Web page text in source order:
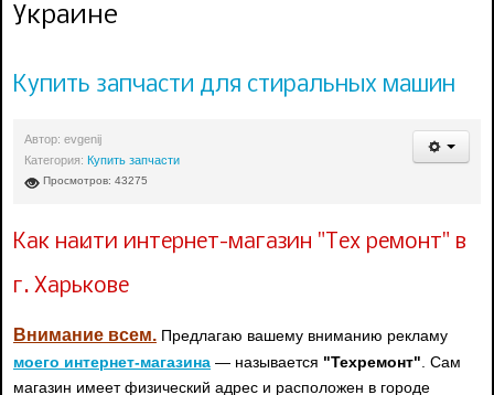
Украине
Купить запчасти для стиральных машин
Автор: evgenij
Категория: Купить запчасти
Просмотров: 43275
Как найти интернет-магазин "Тех ремонт" в
г. Харькове
Внимание всем. Предлагаю вашему вниманию рекламу
моего интернет-магазина — называется "Техремонт". Сам
магазин имеет физический адрес и расположен в городе